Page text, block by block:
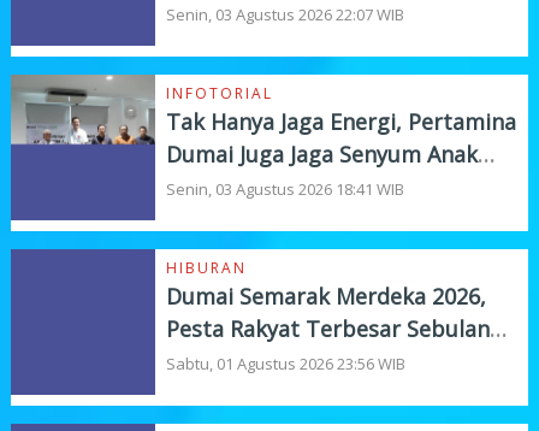
Nasional Rp19,1 Milyar
Senin, 03 Agustus 2026 22:07 WIB
INFOTORIAL
Tak Hanya Jaga Energi, Pertamina
Dumai Juga Jaga Senyum Anak
Yatim
Senin, 03 Agustus 2026 18:41 WIB
HIBURAN
Dumai Semarak Merdeka 2026,
Pesta Rakyat Terbesar Sebulan
Penuh
Sabtu, 01 Agustus 2026 23:56 WIB